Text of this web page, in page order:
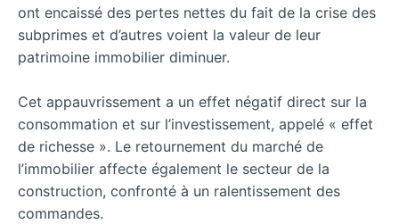
ont encaissé des pertes nettes du fait de la crise des
subprimes et d’autres voient la valeur de leur
patrimoine immobilier diminuer.
Cet appauvrissement a un effet négatif direct sur la
consommation et sur l’investissement, appelé « effet
de richesse ». Le retournement du marché de
l’immobilier affecte également le secteur de la
construction, confronté à un ralentissement des
commandes.